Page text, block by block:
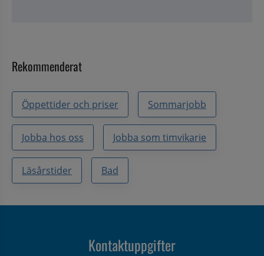
Rekommenderat
Öppettider och priser Sommarjobb
Jobba hos oss Jobba som timvikarie
Läsårstider Bad
Kontaktuppgifter